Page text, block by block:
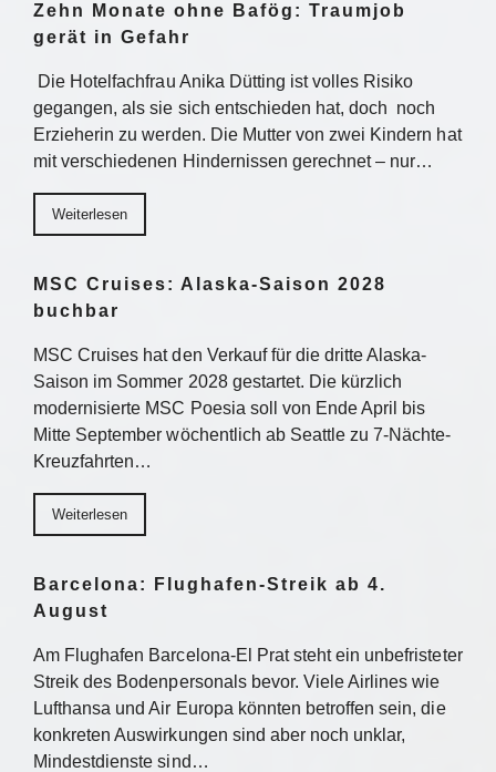
Zehn Monate ohne Bafög: Traumjob
gerät in Gefahr
Die Hotelfachfrau Anika Dütting ist volles Risiko
gegangen, als sie sich entschieden hat, doch noch
Erzieherin zu werden. Die Mutter von zwei Kindern hat
mit verschiedenen Hindernissen gerechnet – nur…
Weiterlesen
MSC Cruises: Alaska-Saison 2028
buchbar
MSC Cruises hat den Verkauf für die dritte Alaska-
Saison im Sommer 2028 gestartet. Die kürzlich
modernisierte MSC Poesia soll von Ende April bis
Mitte September wöchentlich ab Seattle zu 7-Nächte-
Kreuzfahrten…
Weiterlesen
Barcelona: Flughafen-Streik ab 4.
August
Am Flughafen Barcelona-El Prat steht ein unbefristeter
Streik des Bodenpersonals bevor. Viele Airlines wie
Lufthansa und Air Europa könnten betroffen sein, die
konkreten Auswirkungen sind aber noch unklar,
Mindestdienste sind…